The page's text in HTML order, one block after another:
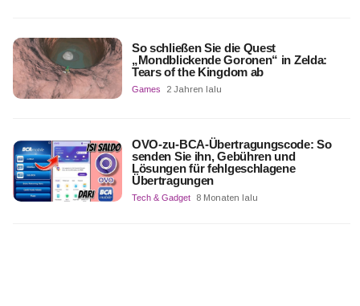
So schließen Sie die Quest
„Mondblickende Goronen“ in Zelda:
Tears of the Kingdom ab
Games 2 Jahren lalu
OVO-zu-BCA-Übertragungscode: So
senden Sie ihn, Gebühren und
Lösungen für fehlgeschlagene
Übertragungen
Tech & Gadget 8 Monaten lalu